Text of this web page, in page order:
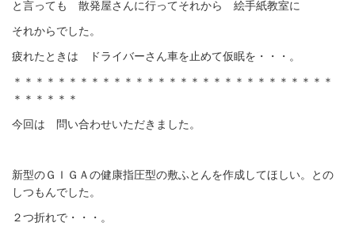
と言っても 散発屋さんに行ってそれから 絵手紙教室に
それからでした。
疲れたときは ドライバーさん車を止めて仮眠を・・・。
＊＊＊＊＊＊＊＊＊＊＊＊＊＊＊＊＊＊＊＊＊＊＊＊＊＊＊＊＊
＊＊＊＊＊＊
今回は 問い合わせいただきました。
新型のＧＩＧＡの健康指圧型の敷ふとんを作成してほしい。との
しつもんでした。
２つ折れで・・・。